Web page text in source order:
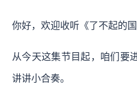
你好，欢迎收听《了不起的
从今天这集节目起，咱们要
讲讲小合奏。